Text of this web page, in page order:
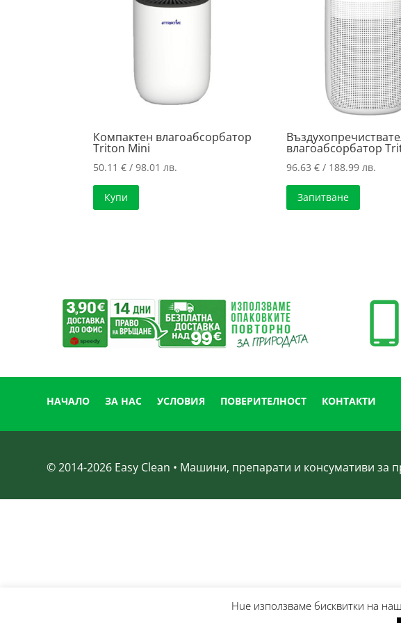
Компактен влагоабсорбатор
Triton Mini
50.11€ / 98.01 лв.
Купи
влагоабсорбатор
96.63€ / 188.99 лв.
Запитване
НАЧАЛО ЗА НАС УСЛОВИЯ ПОВЕРИТЕЛНОСТ КОНТАКТИ
© 2014-2026 Easy Clean • Машини, препарати и консумативи за
Нue използвамe бисквитки на